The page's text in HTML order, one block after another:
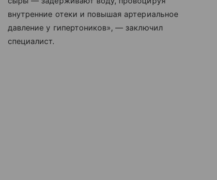
внутренние отеки и повышая артериальное
давление у гипертоников», — заключил
специалист.